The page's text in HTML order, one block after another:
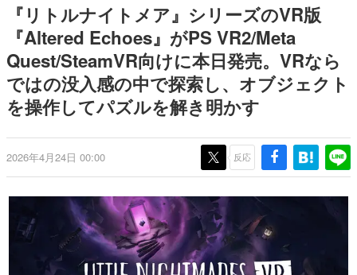
きます。
赫本
この物語を解いてはいけない。『赫本』は、〈試験問題〉
の形をした短編ホラー小説集です。
新世代に訊く
これからのデジタルゲーム市場を担う若きクリエイター達
ゲーム世代の作家たち
ゲームに多大な影響を受けた作家さんに取材し、ゲームが
画です。
日本モバイルゲーム産業史
日本のモバイルゲーム史における主要なトピック・タイト
ルを網羅するほか、開発者へのインタビューや識者による
解説を掲載。約20年の歴史が一望できる決定版！
プロ野球選手から称賛の声
『リトルナイトメア』シリーズのVR版
『Altered Echoes』がPS VR2/Meta
Quest/SteamVR向けに本日発売。VRなら
ではの没入感の中で探索し、オブジェクト
を操作してパズルを解き明かす
2026年4月24日 00:00 反応